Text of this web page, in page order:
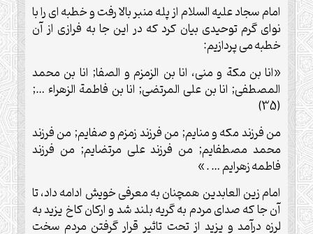
امام سجاد علیه السلام از پله منبر بالا رفت و خطبه ای را با
نوای گرم توحیدی بیان کرد که در این جا به فرازی از آن
خطبه می پردازیم:
«انا بن مکة و منی، انا بن الزمزم و الصفا; انا بن محمد
المصطفی; انا بن علی المرتضی; انا بن فاطمة الزهراء …;
(35)
من فرزند مکه و منایم; من فرزند زمزم و صفایم; من فرزند
محمد مصطفایم; من فرزند علی مرتضایم; من فرزند
فاطمه زهرایم … . »
امام زین العابدین همچنان به معرفی خویش ادامه داد، تا
آن جا که صدای مردم به گریه بلند شد و ارکان کاخ یزید به
لرزه درآمد و یزید از تحت تاثیر قرار گرفتن مردم سخت